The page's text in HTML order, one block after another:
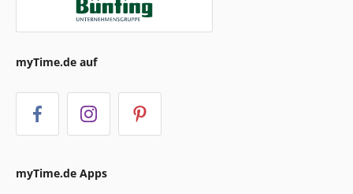
myTime.de auf
myTime.de Apps